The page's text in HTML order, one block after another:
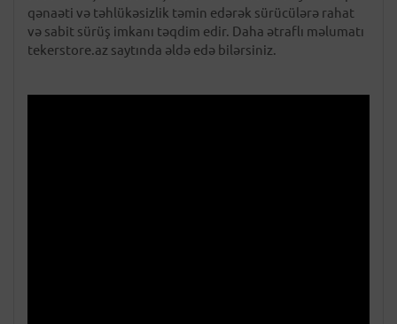
qənaəti və təhlükəsizlik təmin edərək sürücülərə rahat
və sabit sürüş imkanı təqdim edir. Daha ətraflı məlumatı
tekerstore.az saytında əldə edə bilərsiniz.